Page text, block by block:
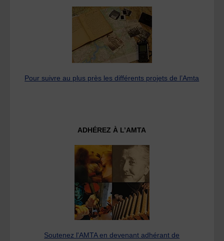
Pour suivre au plus près les différents projets de l’Amta
ADHÉREZ À L’AMTA
Soutenez l'AMTA en devenant adhérant de